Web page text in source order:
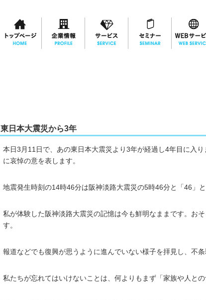
東日本大震災から3年
本日3月11日で、あの東日本大震災より3年が経過し4年目に入
に哀悼の意を表します。
地震発生時刻の14時46分は阪神淡路大震災の5時46分と「46」
私が体験した阪神淡路大震災の記憶は今も鮮明なままです。お
す。
報道などでも復興が思うように進んでいない様子を拝見し、不条
私たちが忘れてはいけないことは、何よりもまず「家族や人と